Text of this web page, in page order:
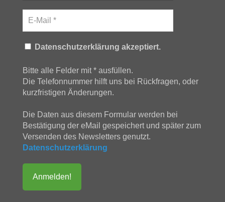
Datenschutzerklärung akzeptiert.
Bitte alle Felder mit * ausfüllen.
Die Telefonnummer hilft uns bei Rückfragen, oder
kurzfristigen Änderungen.
Die Daten aus diesem Formular werden bei
Bestätigung der eMail gespeichert und später zum
Versenden des Newsletters genutzt.
Datenschutzerklärung